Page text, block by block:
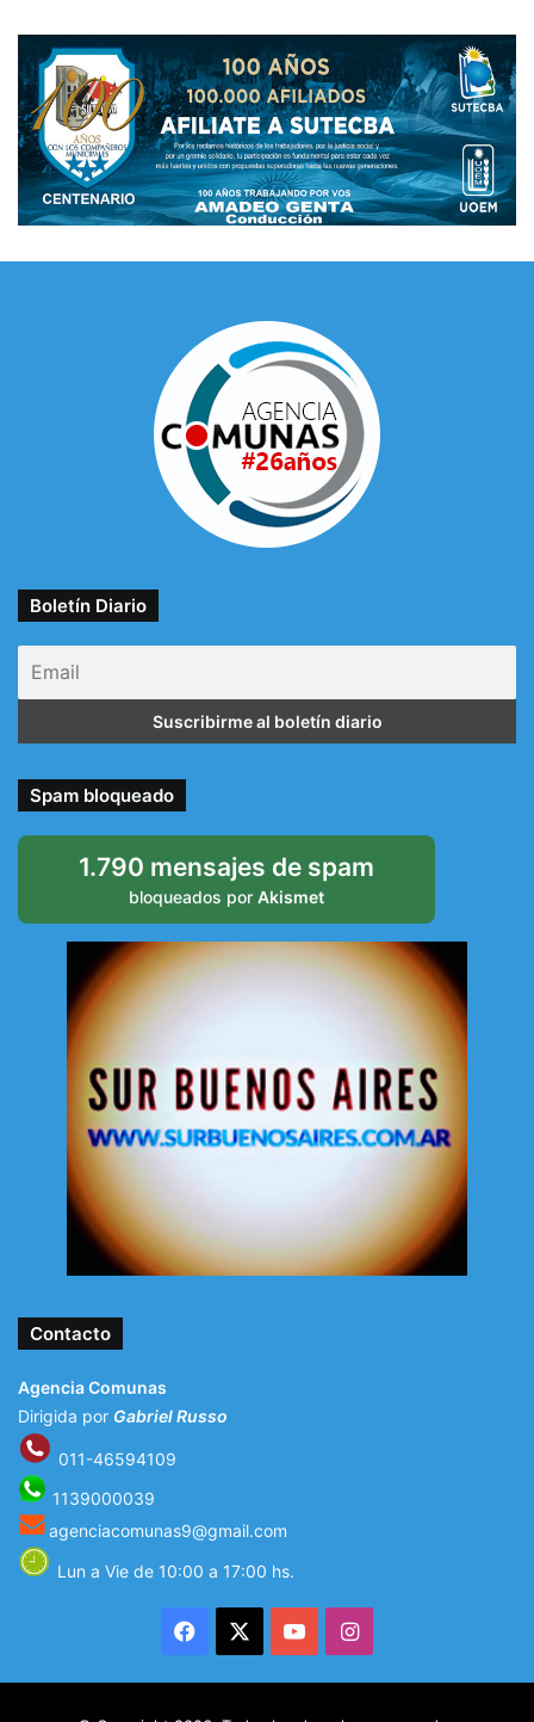
Boletín Diario
Spam bloqueado
1.790 mensajes de spam
bloqueados por Akismet
Contacto
Agencia Comunas
Dirigida por Gabriel Russo
011-46594109
1139000039
agenciacomunas9@gmail.com
Lun a Vie de 10:00 a 17:00 hs.
Facebook YouTubeInstagram